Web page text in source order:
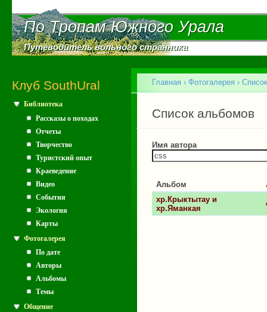
По Тропам Южного Урала
По Тропам Южного Урала
Путеводитель вольного странника
Путеводитель вольного странника
Клуб SouthUral
Библиотека
Рассказы о походах
Отчеты
Творчество
Туристский опыт
Краеведение
Видео
События
Экология
Карты
Фотогалерея
По дате
Авторы
Альбомы
Темы
Общение
Вы здесь
Главная › Фотогалерея ›
Список альбомов
Главные вкладки
Имя автора
Альбом
хр.Крыктытау и
хр.Яманкая